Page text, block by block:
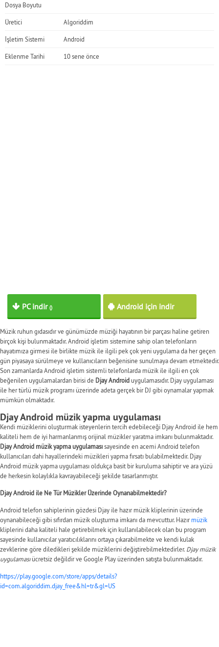
Dosya Boyutu
Üretici Algoriddim
İşletim Sistemi Android
Eklenme Tarihi 10 sene önce
PC indir () Android için indir
Müzik ruhun gıdasıdır ve günümüzde müziği hayatının bir parçası haline getiren
birçok kişi bulunmaktadır. Android işletim sistemine sahip olan telefonların
hayatımıza girmesi ile birlikte müzik ile ilgili pek çok yeni uygulama da her geçen
gün piyasaya sürülmeye ve kullanıcıların beğenisine sunulmaya devam etmektedir.
Son zamanlarda Android işletim sistemli telefonlarda müzik ile ilgili en çok
beğenilen uygulamalardan birisi de Djay Android uygulamasıdır. Djay uygulaması
ile her türlü müzik programı üzerinde adeta gerçek bir DJ gibi oynamalar yapmak
mümkün olmaktadır.
Djay Android müzik yapma uygulaması
Kendi müziklerini oluşturmak isteyenlerin tercih edebileceği Djay Android ile hem
kaliteli hem de iyi harmanlanmış orijinal müzikler yaratma imkanı bulunmaktadır.
Djay Android müzik yapma uygulamasısayesinde en acemi Android telefon
kullanıcıları dahi hayallerindeki müzikleri yapma fırsatı bulabilmektedir. Djay
Android müzik yapma uygulaması oldukça basit bir kuruluma sahiptir ve ara yüzü
de herkesin kolaylıkla kavrayabileceği şekilde tasarlanmıştır.
Djay Android ile Ne Tür Müzikler Üzerinde Oynanabilmektedir?
Android telefon sahiplerinin gözdesi Djay ile hazır müzik kliplerinin üzerinde
oynanabileceği gibi sıfırdan müzik oluşturma imkanı da mevcuttur. Hazırmüzik
kliplerini daha kaliteli hale getirebilmek için kullanılabilecek olan bu program
sayesinde kullanıcılar yaratıcılıklarını ortaya çıkarabilmekte ve kendi kulak
zevklerine göre diledikleri şekilde müziklerini değiştirebilmektedirler. Djay müzik
uygulamasıücretsiz değildir ve Google Play üzerinden satışta bulunmaktadır.
https://play.google.com/store/apps/details?
id=com.algoriddim.djay_free&hl=tr&gl=US